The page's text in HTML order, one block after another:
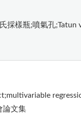
採樣瓶;噴氣孔;Tatun
論文集